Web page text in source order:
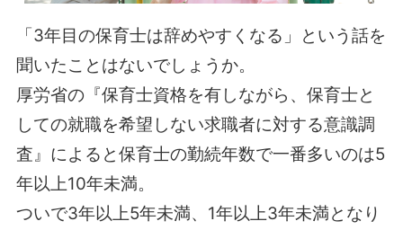
「3年目の保育士は辞めやすくなる」という話を
聞いたことはないでしょうか。
厚労省の『保育士資格を有しながら、保育士と
しての就職を希望しない求職者に対する意識調
査』によると保育士の勤続年数で一番多いのは5
年以上10年未満。
ついで3年以上5年未満、1年以上3年未満となり